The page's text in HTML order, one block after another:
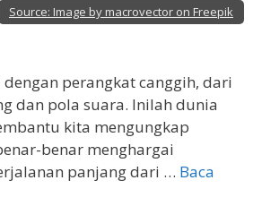
Source: Image by macrovector on Freepik
perangkat canggih, dari
dan pola suara. Inilah dunia
kita mengungkap
benar menghargai
panjang dari … Baca